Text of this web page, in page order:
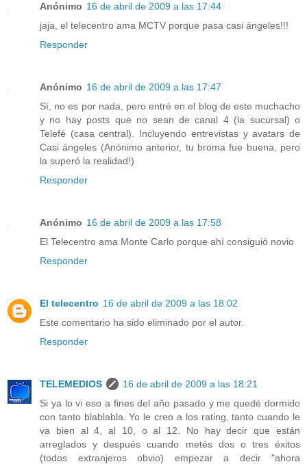
Anónimo 16 de abril de 2009 a las 17:44
jaja, el telecentro ama MCTV porque pasa casi ángeles!!!
Responder
Anónimo 16 de abril de 2009 a las 17:47
Sí, no es por nada, pero entré en el blog de este muchacho
y no hay posts que no sean de canal 4 (la sucursal) o
Telefé (casa central). Incluyendo entrevistas y avatars de
Casi ángeles (Anónimo anterior, tu broma fue buena, pero
la superó la realidad!)
Responder
Anónimo 16 de abril de 2009 a las 17:58
El Telecentro ama Monte Carlo porque ahí consiguió novio
Responder
El telecentro 16 de abril de 2009 a las 18:02
Este comentario ha sido eliminado por el autor.
Responder
TELEMEDIOS
16 de abril de 2009 a las 18:21
Si ya lo vi eso a fines del año pasado y me quedé dormido
con tanto blablabla. Yo le creo a los rating, tanto cuando le
va bien al 4, al 10, o al 12. No hay decir que están
arreglados y después cuando metés dos o tres éxitos
(todos extranjeros obvio) empezar a decir "ahora